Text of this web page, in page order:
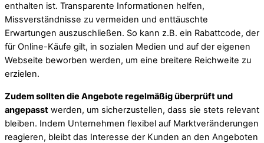
enthalten ist. Transparente Informationen helfen,
Missverständnisse zu vermeiden und enttäuschte
Erwartungen auszuschließen. So kann z.B. ein Rabattcode, der
für Online-Käufe gilt, in sozialen Medien und auf der eigenen
Webseite beworben werden, um eine breitere Reichweite zu
erzielen.
Zudem sollten die Angebote regelmäßig überprüft und
angepasst werden, um sicherzustellen, dass sie stets relevant
bleiben. Indem Unternehmen flexibel auf Marktveränderungen
reagieren, bleibt das Interesse der Kunden an den Angeboten